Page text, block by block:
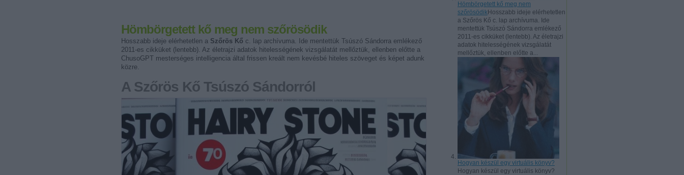
Hömbörgetett kő meg nem
szőrösödikHosszabb ideje elérhetetlen
a Szőrös Kő c. lap archívuma. Ide
mentettük Tsúszó Sándorra emlékező
2011-es cikküket (lentebb). Az életrajzi
adatok hitelességének vizsgálatát
mellőztük, ellenben előtte a...
Hogyan készül egy virtuális könyv?
Hogyan készül egy virtuális könyv?
Hömbörgetett kő meg nem szőrösödik
Hosszabb ideje elérhetetlen a Szőrös Kő c. lap archívuma. Ide mentettük Tsúszó Sándorra emlékező
2011-es cikküket (lentebb). Az életrajzi adatok hitelességének vizsgálatát mellőztük, ellenben előtte a
ChusoGPT mesterséges intelligencia által frissen kreált nem kevésbé hiteles szöveget és képet adunk
közre.
A Szőrös Kő Tsúszó Sándorról